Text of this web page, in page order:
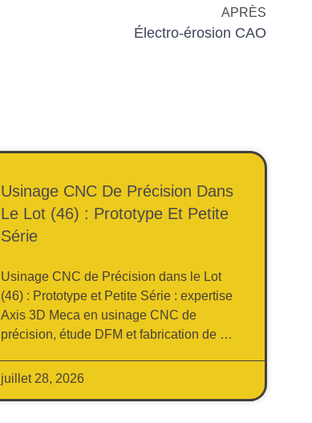
APRÈS
Électro-érosion CAO
Usinage CNC De Précision Dans
Le Lot (46) : Prototype Et Petite
Série
Usinage CNC de Précision dans le Lot
(46) : Prototype et Petite Série : expertise
Axis 3D Meca en usinage CNC de
précision, étude DFM et fabrication de …
juillet 28, 2026